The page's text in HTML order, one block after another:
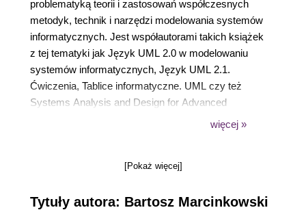
problematyką teorii i zastosowań współczesnych
metodyk, technik i narzędzi modelowania systemów
informatycznych. Jest współautorami takich książek
z tej tematyki jak Język UML 2.0 w modelowaniu
systemów informatycznych, Język UML 2.1.
Ćwiczenia, Tablice informatyczne. UML czy też
Systems Analysis and Design for Advanced
Modeling Methods. Best Practices. Jego prace były
ISECON, BIR, ISD i AIS SIGSAND Symposium.
więcej »
[Pokaż więcej]
Tytuły autora: Bartosz Marcinkowski